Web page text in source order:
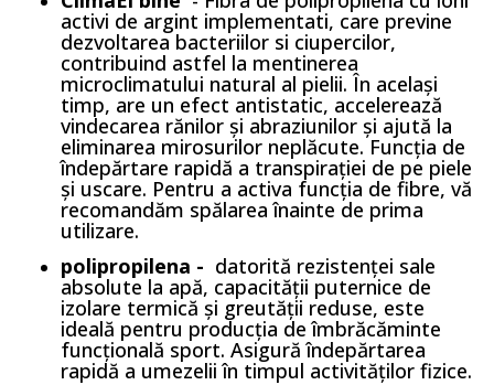
activi de argint implementati, care previne
dezvoltarea bacteriilor si ciupercilor,
contribuind astfel la mentinerea
microclimatului natural al pielii. În același
timp, are un efect antistatic, accelerează
vindecarea rănilor și abraziunilor și ajută la
eliminarea mirosurilor neplăcute. Funcția de
îndepărtare rapidă a transpirației de pe piele
și uscare. Pentru a activa funcția de fibre, vă
recomandăm spălarea înainte de prima
utilizare.
polipropilena - datorită rezistenței sale
absolute la apă, capacității puternice de
izolare termică și greutății reduse, este
ideală pentru producția de îmbrăcăminte
funcțională sport. Asigură îndepărtarea
rapidă a umezelii în timpul activităților fizice.